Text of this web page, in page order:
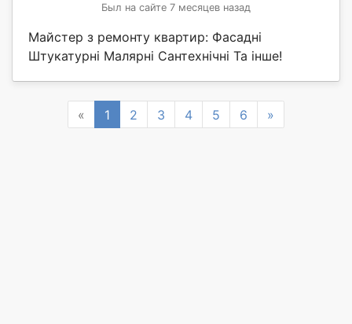
Был на сайте 7 месяцев назад
Майстер з ремонту квартир: Фасадні
Штукатурні Малярні Сантехнічні Та інше!
« Previous
1 2 3 4 5 6 »